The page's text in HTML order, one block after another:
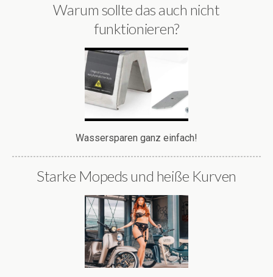
Warum sollte das auch nicht
funktionieren?
Wassersparen ganz einfach!
Starke Mopeds und heiße Kurven